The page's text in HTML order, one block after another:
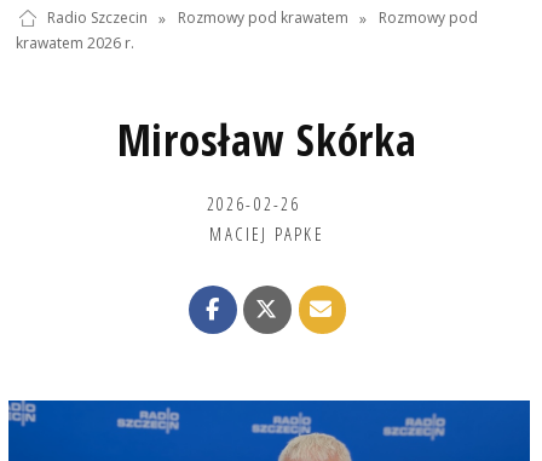
Radio Szczecin » Rozmowy pod krawatem »
Rozmowy pod
krawatem 2026 r.
Mirosław Skórka
2026-02-26
MACIEJ PAPKE